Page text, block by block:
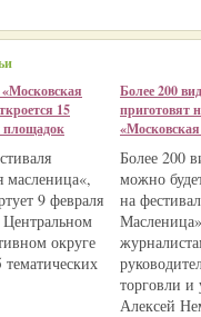
15
площадок
масленица«,
9 февраля
Центральном
округе
тематических
Более 200
приготовят
Более 200
можно
на
торговли и
Алексей